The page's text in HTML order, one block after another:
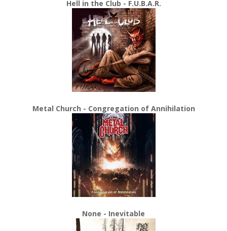
Hell in the Club - F.U.B.A.R.
Metal Church - Congregation of Annihilation
None - Inevitable